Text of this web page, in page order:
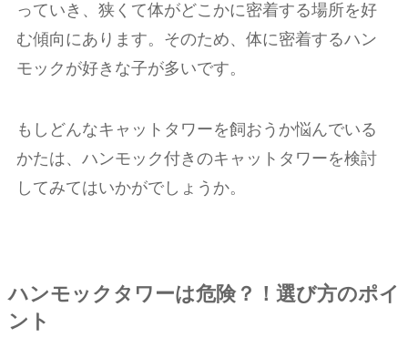
っていき、狭くて体がどこかに密着する場所を好
む傾向にあります。そのため、体に密着するハン
モックが好きな子が多いです。
もしどんなキャットタワーを飼おうか悩んでいる
かたは、ハンモック付きのキャットタワーを検討
してみてはいかがでしょうか。
ハンモックタワーは危険？！選び方のポイ
ント